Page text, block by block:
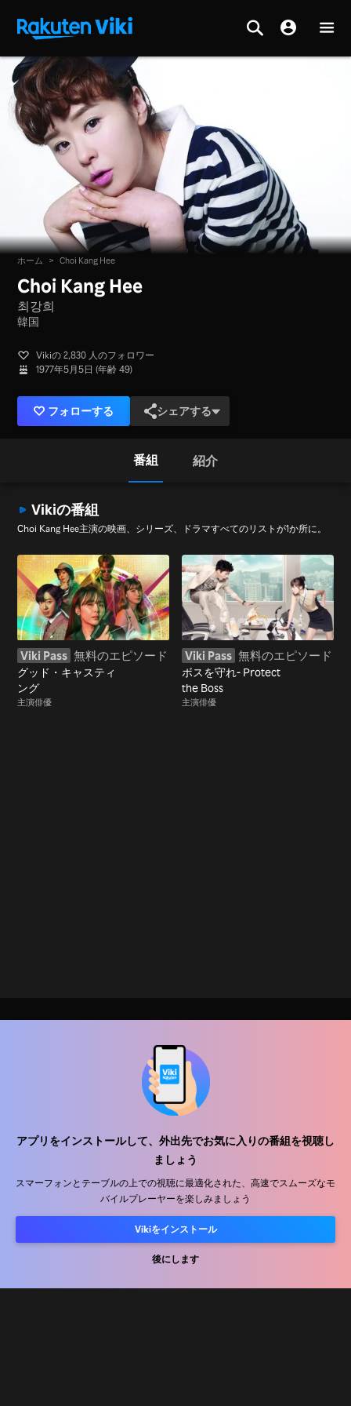
アプリをインストールして、外出先でお気に入りの番組を視聴し
ましょう
スマーフォンとテーブルの上での視聴に最適化された、高速でスムーズなモ
バイルプレーヤーを楽しみましょう
Vikiをインストール
後にします
ホーム > Choi Kang Hee
Choi Kang Hee
최강희
韓国
Vikiの 2,830 人のフォロワー
1977年5月5日 (年齢 49)
フォローする シェアする
番組 紹介
Vikiの番組
Choi Kang Hee主演の映画、シリーズ、ドラマすべてのリストが1か所に。
Viki Pass 無料のエピソード
グッド・キャスティ
ング
主演俳優
Viki Pass 無料のエピソード
ボスを守れ- Protect
the Boss
主演俳優
ヘルプセンター
販売パートナー